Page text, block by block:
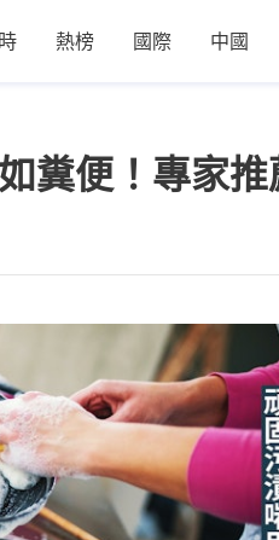
熱榜 國際 中國
糞便！專家